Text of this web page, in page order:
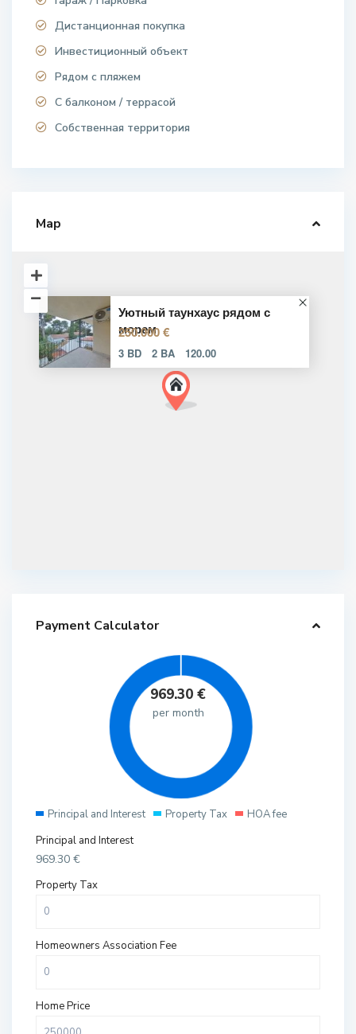
Дистанционная покупка
Инвестиционный объект
Рядом с пляжем
С балконом / террасой
Собственная территория
Map
Уютный таунхаус рядом с
морем
250.000 €
3 BD 2 BA 120.00
Payment Calculator
969.30 €
per month
Principal and Interest Property Tax
HOA fee
Principal and Interest
969.30 €
Property Tax
Homeowners Association Fee
Home Price